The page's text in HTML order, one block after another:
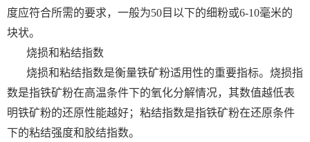
度应符合所需的要求，一般为50目以下的细粉或6-10毫米的
块状。
烧损和粘结指数
烧损和粘结指数是衡量铁矿粉适用性的重要指标。烧损指
数是指铁矿粉在高温条件下的氧化分解情况，其数值越低表
明铁矿粉的还原性能越好；粘结指数是指铁矿粉在还原条件
下的粘结强度和胶结指数。